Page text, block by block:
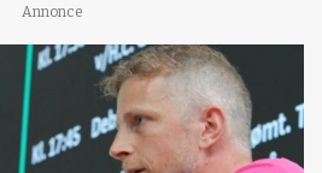
Annonce